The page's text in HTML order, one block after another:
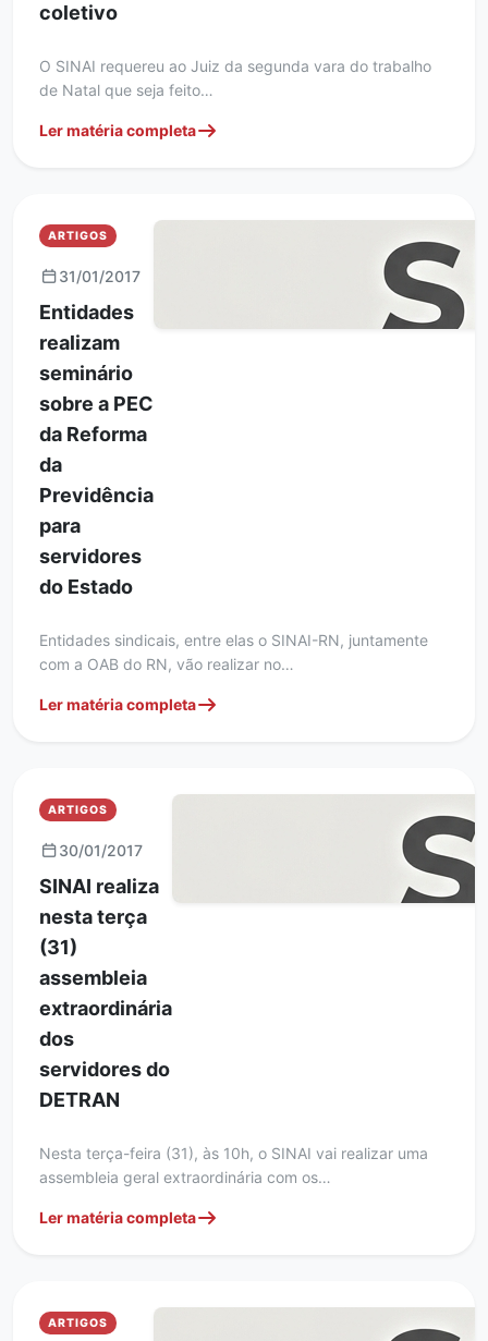
coletivo
O SINAI requereu ao Juiz da segunda vara do trabalho
de Natal que seja feito…
Ler matéria completa
ARTIGOS
31/01/2017
Entidades
realizam
seminário
sobre a PEC
da Reforma
da
Previdência
para
servidores
do Estado
Entidades sindicais, entre elas o SINAI-RN, juntamente
com a OAB do RN, vão realizar no…
Ler matéria completa
ARTIGOS
30/01/2017
SINAI realiza
nesta terça
(31)
assembleia
extraordinária
dos
servidores do
DETRAN
Nesta terça-feira (31), às 10h, o SINAI vai realizar uma
assembleia geral extraordinária com os…
Ler matéria completa
ARTIGOS